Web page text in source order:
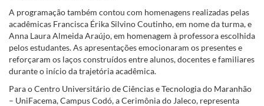
A programação também contou com homenagens realizadas pelas
acadêmicas Francisca Érika Silvino Coutinho, em nome da turma, e
Anna Laura Almeida Araújo, em homenagem à professora escolhida
pelos estudantes. As apresentações emocionaram os presentes e
reforçaram os laços construídos entre alunos, docentes e familiares
durante o início da trajetória acadêmica.
Para o Centro Universitário de Ciências e Tecnologia do Maranhão
– UniFacema, Campus Codó, a Cerimônia do Jaleco, representa